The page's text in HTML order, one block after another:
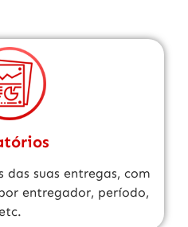
suas entregas, com
entregador, período,